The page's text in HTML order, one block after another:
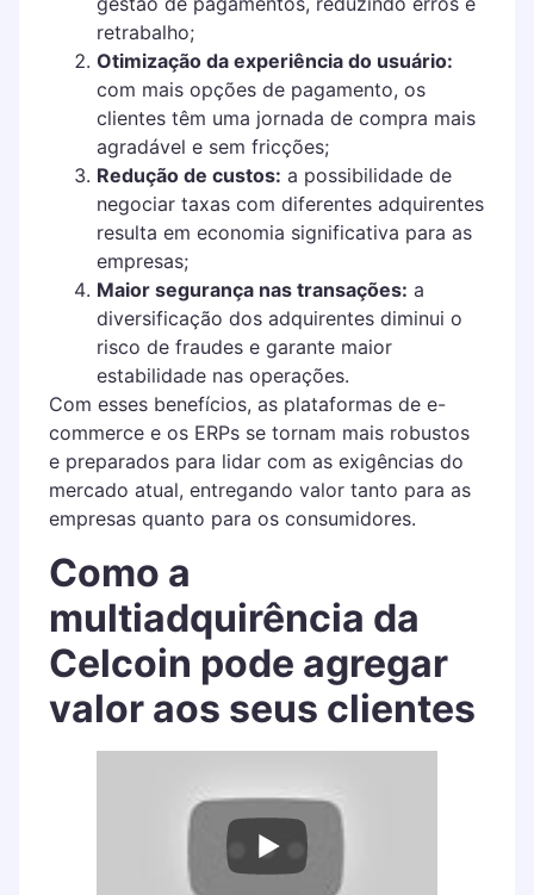
retrabalho;
Otimização da experiência do usuário:
com mais opções de pagamento, os
clientes têm uma jornada de compra mais
agradável e sem fricções;
Redução de custos: a possibilidade de
negociar taxas com diferentes adquirentes
resulta em economia significativa para as
empresas;
Maior segurança nas transações: a
diversificação dos adquirentes diminui o
risco de fraudes e garante maior
estabilidade nas operações.
Com esses benefícios, as plataformas de e-
commerce e os ERPs se tornam mais robustos
e preparados para lidar com as exigências do
mercado atual, entregando valor tanto para as
empresas quanto para os consumidores.
Como a
multiadquirência da
Celcoin pode agregar
valor aos seus clientes